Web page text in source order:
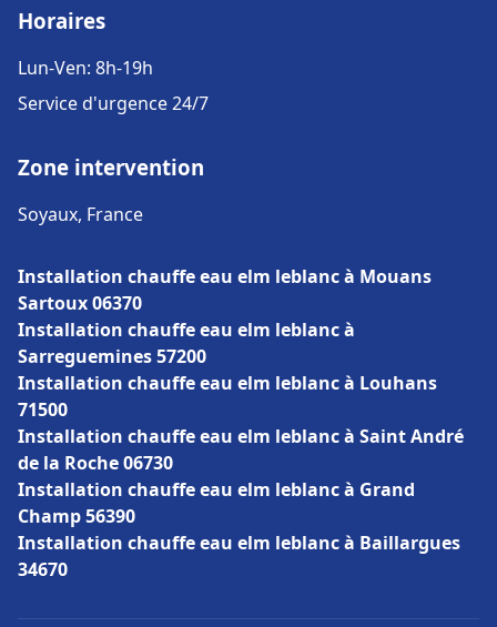
Horaires
Lun-Ven: 8h-19h
Service d'urgence 24/7
Zone intervention
Soyaux, France
Installation chauffe eau elm leblanc à Mouans
Sartoux 06370
Installation chauffe eau elm leblanc à
Sarreguemines 57200
Installation chauffe eau elm leblanc à Louhans
71500
Installation chauffe eau elm leblanc à Saint André
de la Roche 06730
Installation chauffe eau elm leblanc à Grand
Champ 56390
Installation chauffe eau elm leblanc à Baillargues
34670